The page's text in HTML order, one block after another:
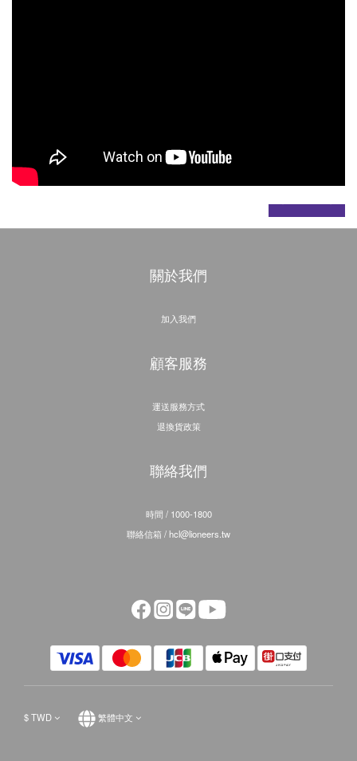
關於我們
加入我們
顧客服務
運送服務方式
退換貨政策
聯絡我們
時間 / 1000-1800
聯絡信箱 / hcl@lioneers.tw
$TWD 繁體中文